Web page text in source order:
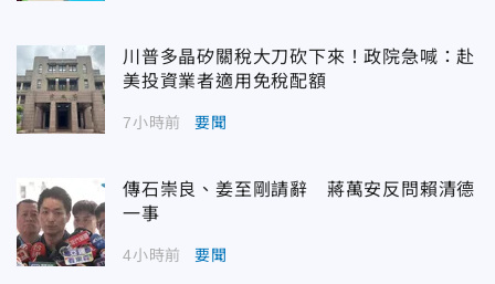
川普多晶矽關稅大刀砍下來！政院急喊：赴
美投資業者適用免稅配額
7小時前 要聞
傳石崇良、姜至剛請辭 蔣萬安反問賴清德
一事
4小時前 要聞